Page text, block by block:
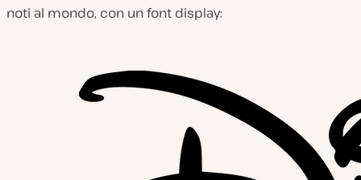
noti al mondo, con un font display: